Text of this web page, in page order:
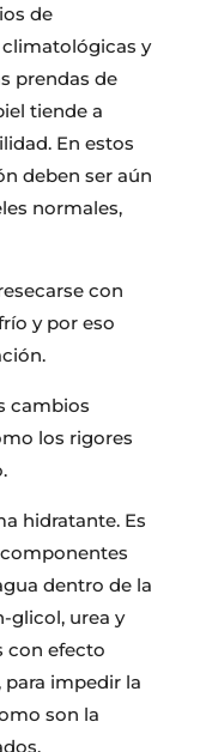
de
y
prendas de
tiende a
En estos
deben ser aún
normales,
con
y por eso
cambios
los rigores
hidratante. Es
dentro de la
glicol, urea y
con efecto
para impedir la
son la